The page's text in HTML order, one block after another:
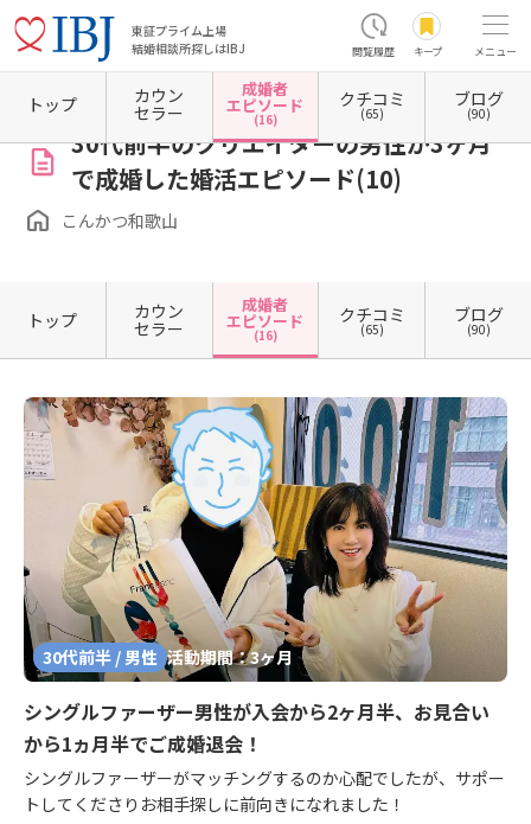
東証プライム上場
結婚相談所探しはIBJ
閲覧履歴 キープ メニュー
ホーム 和歌山県の結婚相談所 和歌山県和歌山市 こんかつ和歌山 成婚者エピソード
30代前半のクリエイターの男性が3ヶ月
で成婚した婚活エピソード(10)
こんかつ和歌山
トップ カウン
セラー
成婚者
エピソード
(16)
クチコミ
(65)
ブログ
(90)
トップ カウン
セラー
成婚者
エピソード
(16)
クチコミ
(65)
ブログ
(90)
30代前半 / 男性 活動期間：3ヶ月
シングルファーザー男性が入会から2ヶ月半、お見合い
から1ヵ月半でご成婚退会！
シングルファーザーがマッチングするのか心配でしたが、サポー
トしてくださりお相手探しに前向きになれました！